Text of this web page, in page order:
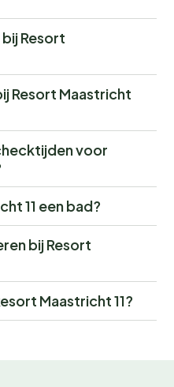
Resort
Resort Maastricht
voor
11 een bad?
bij Resort
Maastricht 11?